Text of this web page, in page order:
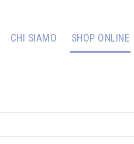
CHI SIAMO SHOP ONLINE